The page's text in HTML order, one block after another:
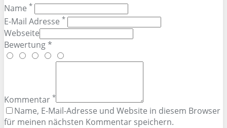
Name *
E-Mail Adresse *
Webseite
Bewertung *
Kommentar *
Name, E-Mail-Adresse und Website in diesem Browser
für meinen nächsten Kommentar speichern.